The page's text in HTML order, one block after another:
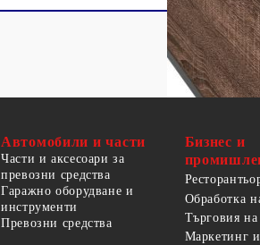
Автомобили и части
Части и аксесоари за
превозни средства
Гаражно оборудване и
инструменти
Превозни средства
Бизнес и
Обработка
Търговия
Маркетинг